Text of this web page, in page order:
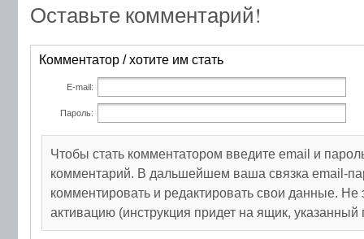
Оставьте комментарий!
Комментатор / хотите им стать
E-mail:
Пароль:
Чтобы стать комментатором введите email и
комментарий. В дальшейшем ваша связка email-
комментировать и редактировать свои данные. Не
активацию (инструкция придет на ящик, указанный